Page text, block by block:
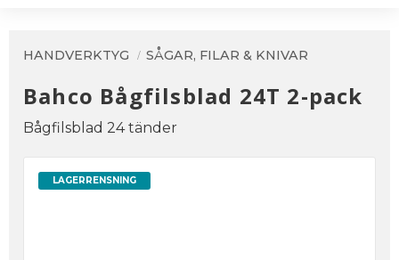
A
HANDVERKTYG SÅGAR, FILAR & KNIVAR
Bahco Bågfilsblad 24T 2-pack
Bågfilsblad 24 tänder
LAGERRENSNING